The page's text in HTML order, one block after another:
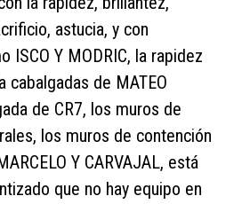
astucia, y con
ISCO Y MODRIC, la rapidez
cabalgadas de MATEO
de CR7, los muros de
los muros de contención
Y CARVAJAL, está
que no hay equipo en